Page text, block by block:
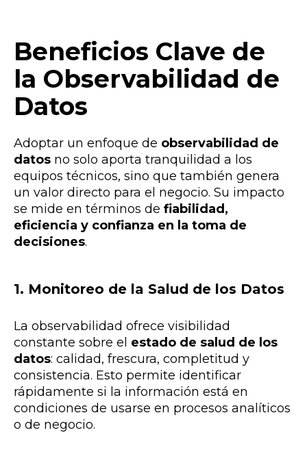
Beneficios Clave de
la Observabilidad de
Datos
Adoptar un enfoque de observabilidad de
datos no solo aporta tranquilidad a los
equipos técnicos, sino que también genera
un valor directo para el negocio. Su impacto
se mide en términos de fiabilidad,
eficiencia y confianza en la toma de
decisiones.
1. Monitoreo de la Salud de los Datos
La observabilidad ofrece visibilidad
constante sobre el estado de salud de los
datos: calidad, frescura, completitud y
consistencia. Esto permite identificar
rápidamente si la información está en
condiciones de usarse en procesos analíticos
o de negocio.